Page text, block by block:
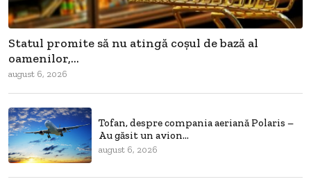
Statul promite să nu atingă coșul de bază al
oamenilor,...
august 6, 2026
Tofan, despre compania aeriană Polaris –
Au găsit un avion...
august 6, 2026